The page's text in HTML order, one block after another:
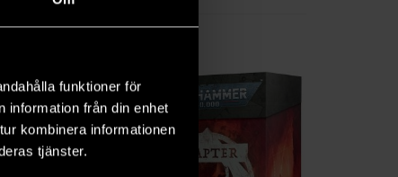
funktioner för
information från din enhet
kombinera informationen
tjänster.